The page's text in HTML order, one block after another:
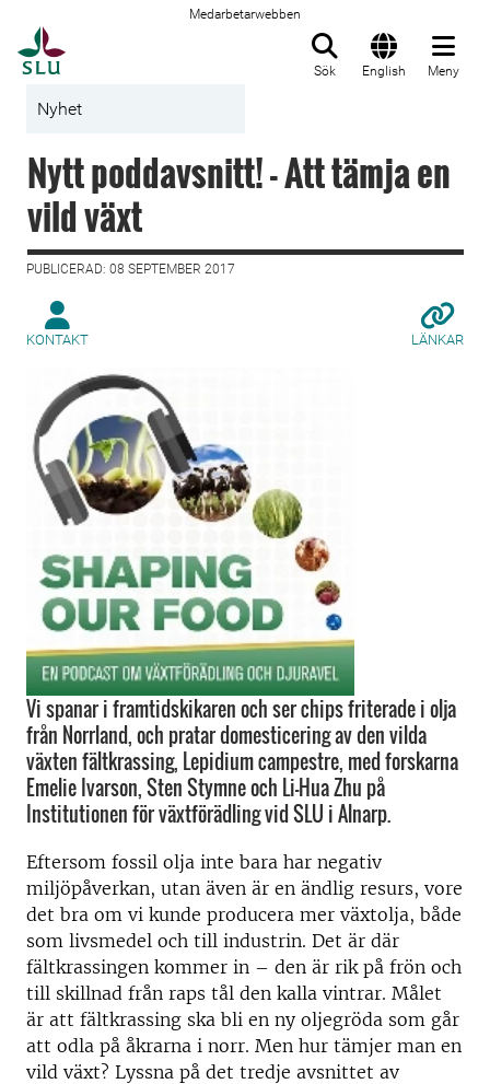
Medarbetarwebben
Sök English Meny
Nyhet
Nytt poddavsnitt! - Att tämja en
vild växt
PUBLICERAD: 08 SEPTEMBER 2017
KONTAKT LÄNKAR
Vi spanar i framtidskikaren och ser chips friterade i olja
från Norrland, och pratar domesticering av den vilda
växten fältkrassing, Lepidium campestre, med forskarna
Emelie Ivarson, Sten Stymne och Li-Hua Zhu på
Institutionen för växtförädling vid SLU i Alnarp.
Eftersom fossil olja inte bara har negativ
miljöpåverkan, utan även är en ändlig resurs, vore
det bra om vi kunde producera mer växtolja, både
som livsmedel och till industrin. Det är där
fältkrassingen kommer in – den är rik på frön och
till skillnad från raps tål den kalla vintrar. Målet
är att fältkrassing ska bli en ny oljegröda som går
att odla på åkrarna i norr. Men hur tämjer man en
vild växt? Lyssna på det tredje avsnittet av